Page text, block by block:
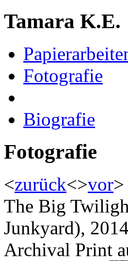
Tamara K.E.
Fotografie
Biografie
Fotografie
<zurück<>vor>
The Big
Junkyard),
Archival Print